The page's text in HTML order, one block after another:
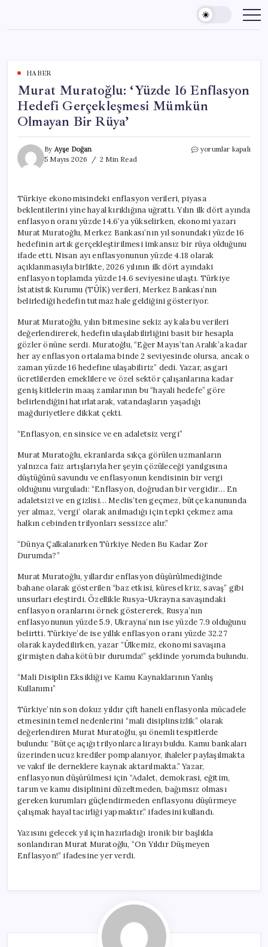
content
HABER
Murat Muratoğlu: ‘Yüzde 16 Enflasyon
Hedefi Gerçekleşmesi Mümkün
Olmayan Bir Rüya’
By Ayşe Doğan
5 Mayıs 2026
2 Min Read
Murat
Hedefi
Gerçekleşmesi
Mümkün
Olmayan
Bir
Rüya’
için
yorumlar kapalı
Türkiye ekonomisindeki enflasyon verileri, piyasa
beklentilerini yine hayal kırıklığına uğrattı. Yılın ilk dört ayında
enflasyon oranı yüzde 14.6’ya yükselirken, ekonomi yazarı
Murat Muratoğlu, Merkez Bankası’nın yıl sonundaki yüzde 16
hedefinin artık gerçekleştirilmesi imkansız bir rüya olduğunu
ifade etti. Nisan ayı enflasyonunun yüzde 4.18 olarak
açıklanmasıyla birlikte, 2026 yılının ilk dört ayındaki
enflasyon toplamda yüzde 14.6 seviyesine ulaştı. Türkiye
İstatistik Kurumu (TÜİK) verileri, Merkez Bankası’nın
belirlediği hedefin tutmaz hale geldiğini gösteriyor.
Murat Muratoğlu, yılın bitmesine sekiz ay kala bu verileri
değerlendirerek, hedefin ulaşılabilirliğini basit bir hesapla
gözler önüne serdi. Muratoğlu, “Eğer Mayıs’tan Aralık’a kadar
her ay enflasyon ortalama binde 2 seviyesinde olursa, ancak o
zaman yüzde 16 hedefine ulaşabiliriz” dedi. Yazar, asgari
ücretlilerden emeklilere ve özel sektör çalışanlarına kadar
geniş kitlelerin maaş zamlarının bu “hayali hedefe” göre
belirlendiğini hatırlatarak, vatandaşların yaşadığı
mağduriyetlere dikkat çekti.
“Enflasyon, en sinsice ve en adaletsiz vergi”
Murat Muratoğlu, ekranlarda sıkça görülen uzmanların
yalnızca faiz artışlarıyla her şeyin çözüleceği yanılgısına
düştüğünü savundu ve enflasyonun kendisinin bir vergi
olduğunu vurguladı: “Enflasyon, doğrudan bir vergidir… En
adaletsizi ve en gizlisi… Meclis’ten geçmez, bütçe kanununda
yer almaz, ‘vergi’ olarak anılmadığı için tepki çekmez ama
halkın cebinden trilyonları sessizce alır.”
“Dünya Çalkalanırken Türkiye Neden Bu Kadar Zor
Durumda?”
Murat Muratoğlu, yıllardır enflasyon düşürülmediğinde
bahane olarak gösterilen “baz etkisi, küresel kriz, savaş” gibi
unsurları eleştirdi. Özellikle Rusya-Ukrayna savaşındaki
enflasyon oranlarını örnek göstererek, Rusya’nın
enflasyonunun yüzde 5.9, Ukrayna’nın ise yüzde 7.9 olduğunu
belirtti. Türkiye’de ise yıllık enflasyon oranı yüzde 32.27
olarak kaydedilirken, yazar “Ülkemiz, ekonomi savaşına
girmişten daha kötü bir durumda!” şeklinde yorumda bulundu.
“Mali Disiplin Eksikliği ve Kamu Kaynaklarının Yanlış
Kullanımı”
Türkiye’nin son dokuz yıldır çift haneli enflasyonla mücadele
etmesinin temel nedenlerini “mali disiplinsizlik” olarak
değerlendiren Murat Muratoğlu, şu önemli tespitlerde
bulundu: “Bütçe açığı trilyonlarca lirayı buldu. Kamu bankaları
üzerinden ucuz krediler pompalanıyor, ihaleler paylaşılmakta
ve vakıf ile derneklere kaynak aktarılmakta.” Yazar,
enflasyonun düşürülmesi için “Adalet, demokrasi, eğitim,
tarım ve kamu disiplinini düzeltmeden, bağımsız olması
gereken kurumları güçlendirmeden enflasyonu düşürmeye
çalışmak hayal tacirliği yapmaktır.” ifadesini kullandı.
Yazısını gelecek yıl için hazırladığı ironik bir başlıkla
sonlandıran Murat Muratoğlu, “On Yıldır Düşmeyen
Enflasyon!” ifadesine yer verdi.